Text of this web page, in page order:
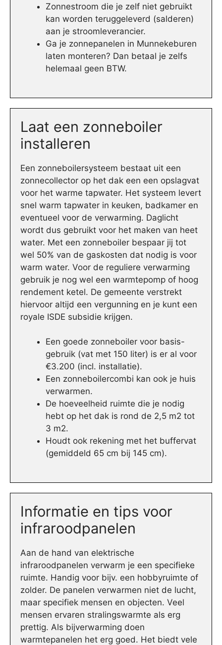
Zonnestroom die je zelf niet gebruikt
kan worden teruggeleverd (salderen)
aan je stroomleverancier.
Ga je zonnepanelen in Munnekeburen
laten monteren? Dan betaal je zelfs
helemaal geen BTW.
Laat een zonneboiler
installeren
Een zonneboilersysteem bestaat uit een
zonnecollector op het dak een een opslagvat
voor het warme tapwater. Het systeem levert
snel warm tapwater in keuken, badkamer en
eventueel voor de verwarming. Daglicht
wordt dus gebruikt voor het maken van heet
water. Met een zonneboiler bespaar jij tot
wel 50% van de gaskosten dat nodig is voor
warm water. Voor de reguliere verwarming
gebruik je nog wel een warmtepomp of hoog
rendement ketel. De gemeente verstrekt
hiervoor altijd een vergunning en je kunt een
royale ISDE subsidie krijgen.
Een goede zonneboiler voor basis-
gebruik (vat met 150 liter) is er al voor
€3.200 (incl. installatie).
Een zonneboilercombi kan ook je huis
verwarmen.
De hoeveelheid ruimte die je nodig
hebt op het dak is rond de 2,5 m2 tot
3 m2.
Houdt ook rekening met het buffervat
(gemiddeld 65 cm bij 145 cm).
Informatie en tips voor
infraroodpanelen
Aan de hand van elektrische
infraroodpanelen verwarm je een specifieke
ruimte. Handig voor bijv. een hobbyruimte of
zolder. De panelen verwarmen niet de lucht,
maar specifiek mensen en objecten. Veel
mensen ervaren stralingswarmte als erg
prettig. Als bijverwarming doen
warmtepanelen het erg goed. Het biedt vele